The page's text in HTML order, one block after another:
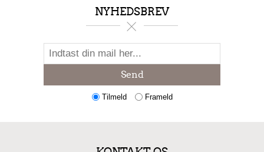
NYHEDSBREV
Send
Tilmeld Frameld